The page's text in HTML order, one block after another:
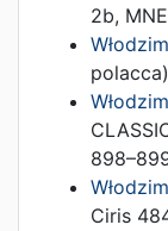
2b,
polacca)
Ciris